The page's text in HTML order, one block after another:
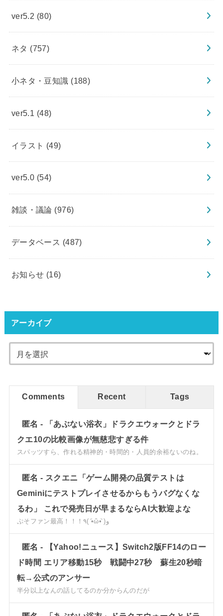
ver5.2 (80)
ネタ (757)
小ネタ・豆知識 (188)
ver5.1 (48)
イラスト (49)
ver5.0 (54)
雑談・議論 (976)
データベース (487)
お知らせ (16)
アーカイブ
Comments Recent Tags
匿名-
「あぶない浴衣」ドラクエウォークとドラ
クエ10の比較画像が無慈悲すぎる件
スパッツすら、作れる精神的・時間的・人員的余裕ないのね。
匿名- スクエニ「ゲーム開発の品質テストは
Geminiにテストプレイさせるからもうバグなくな
るわ」 これで発売日が早まるならAI大歓迎よな
ぷそファン最高！！！٩( •᷄ὤ•᷅ )و
匿名-
【Yahoo!ニュース】Switch2版FF14のロー
ド時間 エリア移動15秒 戦闘中27秒 蘇生20秒暗
転→公式のアンサー
半分以上なんの話してるのか分からんのだが